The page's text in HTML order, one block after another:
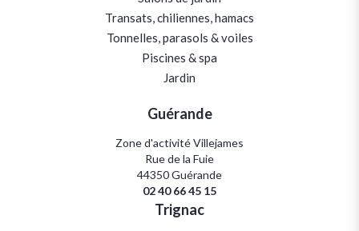
Transats, chiliennes, hamacs
Tonnelles, parasols & voiles
Piscines & spa
Jardin
Guérande
Zone d'activité Villejames
Rue de la Fuie
44350 Guérande
02 40 66 45 15
Trignac